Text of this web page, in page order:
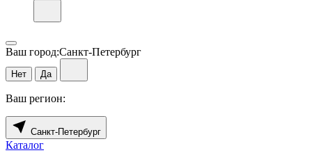
Ваш город:Санкт-Петербург
Нет Да
Ваш регион:
Санкт-Петербург
Каталог